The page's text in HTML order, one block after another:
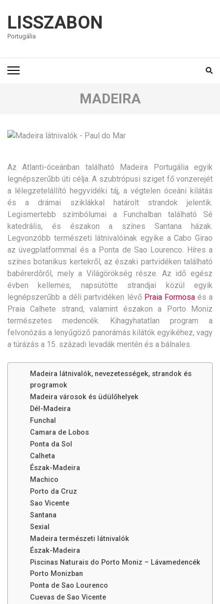
LISSZABON
Portugália
MADEIRA
Az Atlanti-óceánban található Madeira Portugália egyik
legnépszerűbb úti célja. A szubtrópusi sziget fő vonzerejét
a lélegzetelállító hegyvidéki táj, a végtelen óceáni kilátás
és a drámai sziklákkal határolt strandok jelentik.
Legismertebb szimbólumai a Funchalban található Sé
katedrális, és északon a színes Santana házak.
Legvonzóbb természeti látnivalóinak egyike a Cabo Girao
az üvegplatformmal és a Ponta de Sao Lourenco. Híres a
színes botanikus kertekről, az északi partvidéken található
babérerdőről, mely a Világörökség része.
Az idő egész
évben kellemes, napsütötte strandjai közül egyik
legnépszerűbb a déli partvidéken lévő Praia Formosaés a
Praia Calhete strand, valamint északon a Porto Moniz
természetes medencék. Kihagyhatatlan program a
felvonózás a lenyűgöző panorámás kilátók egyikéhez, vagy
a túrázás a 15. századi levadák mentén és a bálnales.
Madeira látnivalók, nevezetességek, strandok és
programok
Madeira városok és üdülőhelyek
Dél-Madeira
Funchal
Camara de Lobos
Ponta da Sol
Calheta
Észak-Madeira
Machico
Porto da Cruz
Sao Vicente
Santana
Sexial
Madeira természeti látnivalók
Észak-Madeira
Piscinas Naturais do Porto Moniz – Lávamedencék
Porto Monizban
Ponta de Sao Lourenco
Cuevas de Sao Vicente